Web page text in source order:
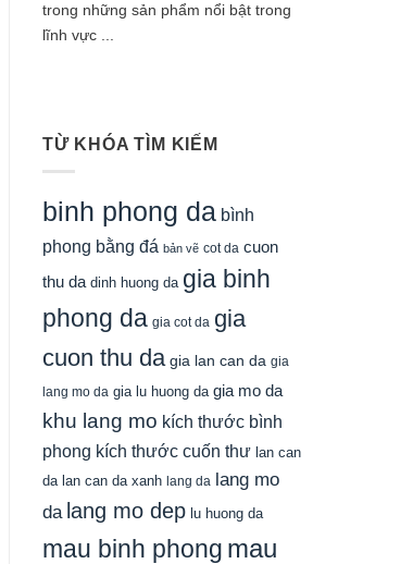
trong những sản phẩm nổi bật trong
lĩnh vực ...
TỪ KHÓA TÌM KIẾM
binh phong da bình
phong bằng đá bản vẽ cot da cuon
thu da dinh huong da gia binh
phong da gia cot da gia
cuon thu da gia lan can da gia
lang mo da gia lu huong da gia mo da
khu lang mo kích thước bình
phong kích thước cuốn thư lan can
da lan can da xanh lang da lang mo
da lang mo dep lu huong da
mau binh phong mau